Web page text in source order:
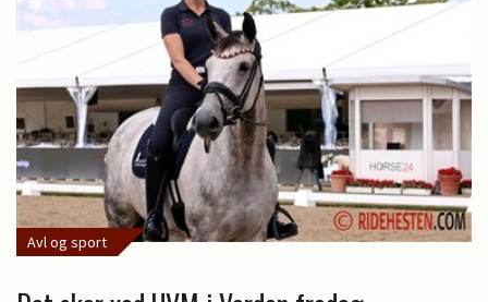
Avl og sport